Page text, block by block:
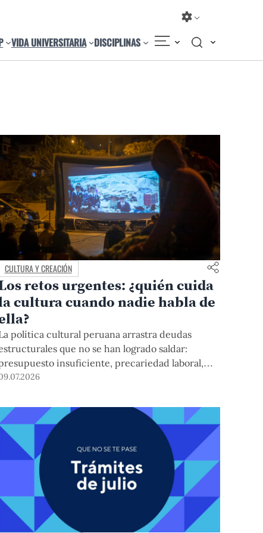
VIDA UNIVERSITARIA DISCIPLINAS
CULTURA Y CREACIÓN
retos urgentes: ¿quién cuida
cultura cuando nadie habla de
política cultural peruana arrastra deudas
que no se han logrado saldar:
insuficiente, precariedad laboral,
y débil protección del patrimonio. A
que podría excluir a creadores
formados en circuitos independientes,
trayectorias autodidactas, saberes comunitarios y
expresiones de arte popular. Especialistas PUCP
la agenda cultural que el próximo gobierno
no podrá seguir postergando.